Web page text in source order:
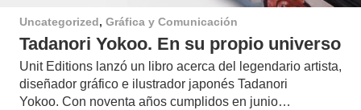
Uncategorized, Gráfica y Comunicación
Tadanori Yokoo. En su propio universo
Unit Editions lanzó un libro acerca del legendario artista,
diseñador gráfico e ilustrador japonés Tadanori
Yokoo. Con noventa años cumplidos en junio…